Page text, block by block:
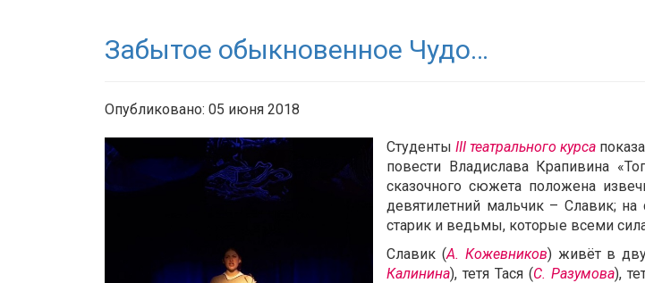
Забытое обыкновенное Чудо…
Опубликовано: 05 июня 2018
Студенты III театрального курса
повести Владислава Крапивина
сказочного сюжета положена
девятилетний мальчик – Славик;
старик и ведьмы, которые всеми
Славик (А. Кожевников) живёт в
Калинина), тетя Тася (С. Разумова),